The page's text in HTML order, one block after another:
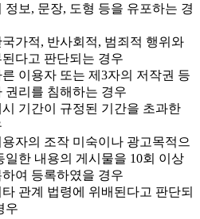
정보, 문장, 도형 등을 유포하는 경
국가적, 반사회적, 범죄적 행위와
된다고 판단되는 경우
른 이용자 또는 제3자의 저작권 등
권리를 침해하는 경우
시 기간이 규정된 기간을 초과한
용자의 조작 미숙이나 광고목적으
일한 내용의 게시물을 10회 이상
하여 등록하였을 경우
타 관계 법령에 위배된다고 판단되
우